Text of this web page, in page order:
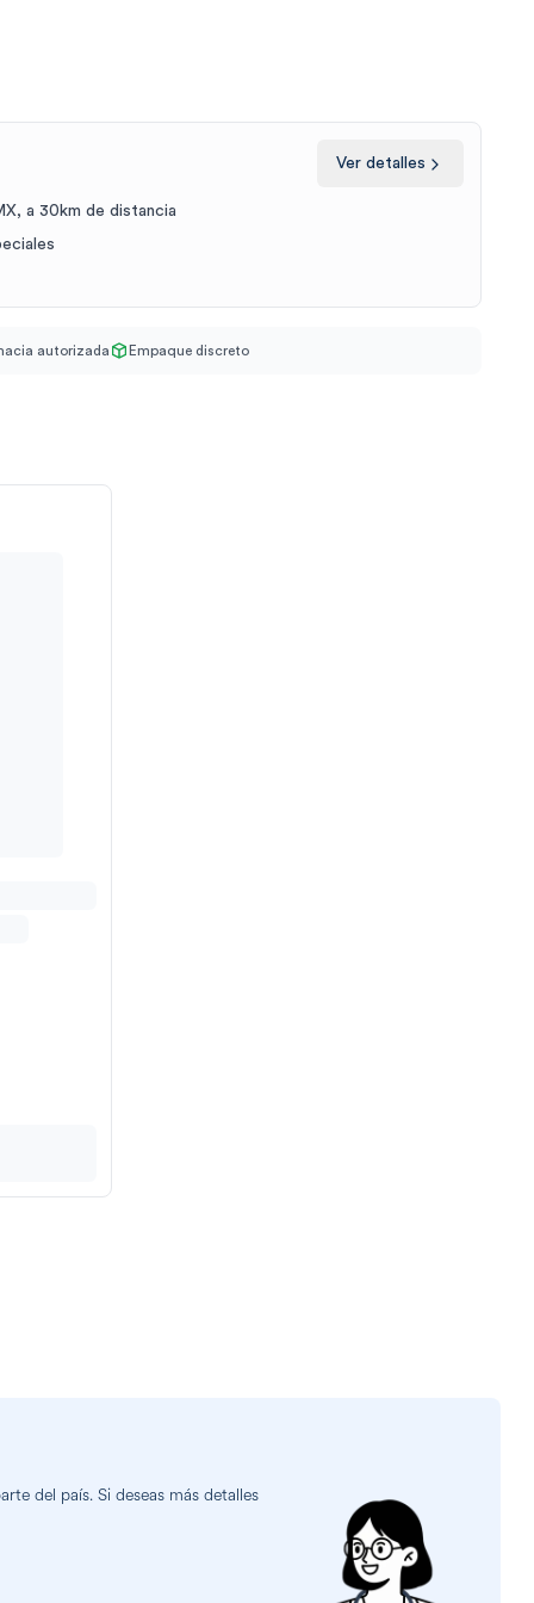
Ver detalles
a 30km de distancia
autorizada Empaque discreto
del país. Si deseas más detalles